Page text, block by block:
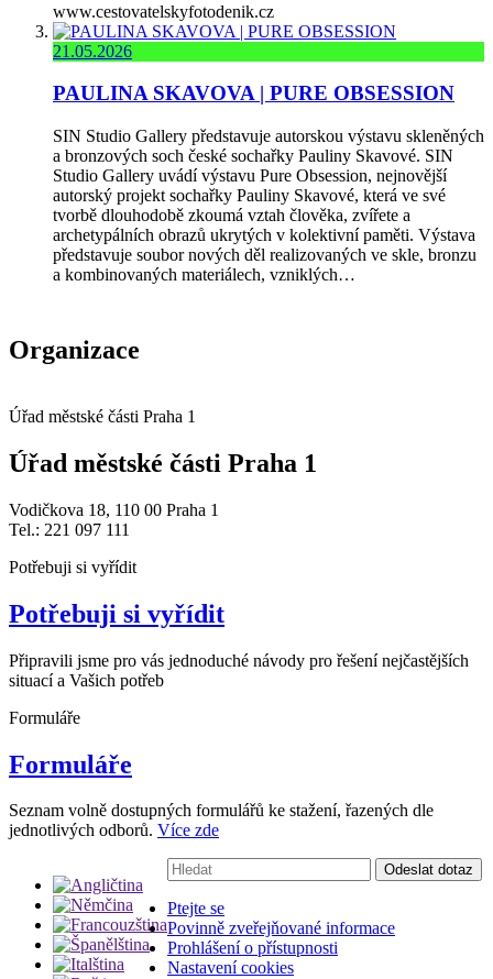
www.cestovatelskyfotodenik.cz
21.05.2026
PAULINA SKAVOVA | PURE OBSESSION
SIN Studio Gallery představuje autorskou výstavu skleněných
a bronzových soch české sochařky Pauliny Skavové. SIN
Studio Gallery uvádí výstavu Pure Obsession, nejnovější
autorský projekt sochařky Pauliny Skavové, která ve své
tvorbě dlouhodobě zkoumá vztah člověka, zvířete a
archetypálních obrazů ukrytých v kolektivní paměti. Výstava
představuje soubor nových děl realizovaných ve skle, bronzu
a kombinovaných materiálech, vzniklých…
Organizace
Úřad městské části Praha 1
Úřad městské části Praha 1
Vodičkova 18, 110 00 Praha 1
Tel.: 221 097 111
Potřebuji si vyřídit
Potřebuji si vyřídit
Připravili jsme pro vás jednoduché návody pro řešení nejčastějších
situací a Vašich potřeb
Formuláře
Formuláře
Seznam volně dostupných formulářů ke stažení, řazených dle
jednotlivých odborů. Více zde
Vyhledávání:
Odeslat dotaz
Ptejte se
Povinně zveřejňované informace
Prohlášení o přístupnosti
Nastavení cookies